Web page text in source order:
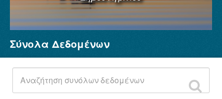
Σύνολα Δεδομένων
Φορείς
Ομάδες
Σχετικά
Σύνολα Δεδομένων